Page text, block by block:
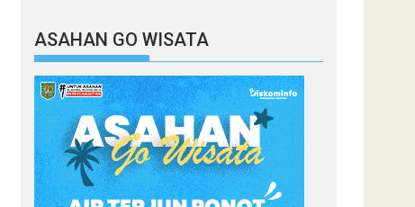
ASAHAN GO WISATA